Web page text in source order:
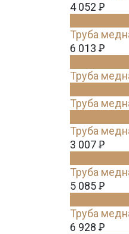
4 052 Ꝑ
Труба
6 013 Ꝑ
Труба
Труба
Труба
3 007Ꝑ
Труба
5 085Ꝑ
Труба
6 928 Ꝑ